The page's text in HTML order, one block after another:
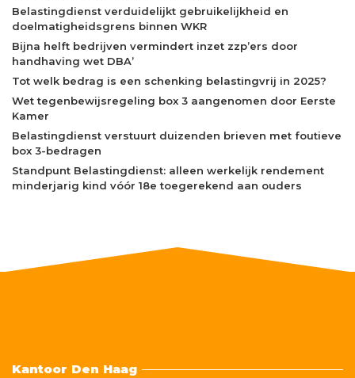
Belastingdienst verduidelijkt gebruikelijkheid en
doelmatigheidsgrens binnen WKR
Bijna helft bedrijven vermindert inzet zzp’ers door
handhaving wet DBA’
Tot welk bedrag is een schenking belastingvrij in 2025?
Wet tegenbewijsregeling box 3 aangenomen door Eerste
Kamer
Belastingdienst verstuurt duizenden brieven met foutieve
box 3-bedragen
Standpunt Belastingdienst: alleen werkelijk rendement
minderjarig kind vóór 18e toegerekend aan ouders
Kantoor Den Haag